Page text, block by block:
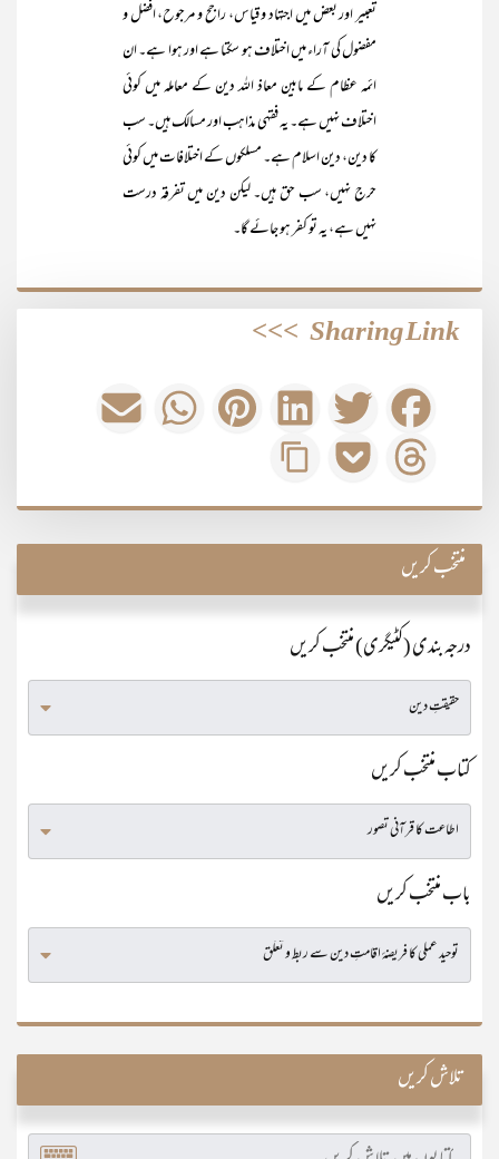
تعبیر اور بعض میں اجتہاد و قیاس، راجح و مرجوح، افضل و
مفضول کی آراء میں اختلاف ہو سکتا ہے اور ہوا ہے۔ ان
ائمہ عظام کے مابین معاذ اللہ دین کے معاملہ میں کوئی
اختلاف نہیں ہے۔ یہ فقہی مذاہب اور مسالک ہیں۔ سب
کا دین، دین اسلام ہے۔ مسلکوں کے اختلافات میں کوئی
حرج نہیں، سب حق ہیں۔ لیکن دین میں تفرقہ درست
نہیں ہے، یہ تو کفر ہو جائے گا۔
Sharing Link
>>>
منتخب کریں
درجہ بندی (کٹیگری) منتخب کریں
کتاب منتخب کریں
باب منتخب کریں
تلاش کریں